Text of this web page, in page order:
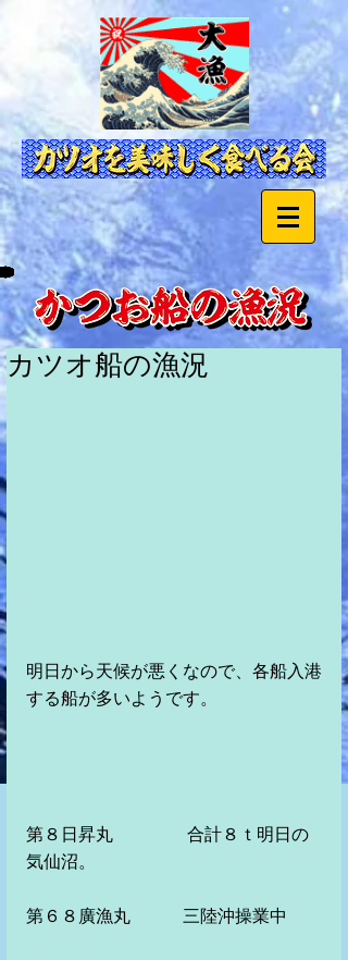
カツオ船の漁況
明日から天候が悪くなので、各船入港
する船が多いようです。
第８日昇丸　　　　 合計８ｔ明日の
気仙沼。
第６８廣漁丸　　　三陸沖操業中